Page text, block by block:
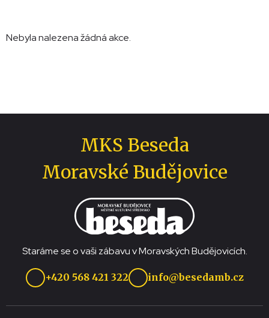
Nebyla nalezena žádná akce.
MKS Beseda
Moravské Budějovice
Staráme se o vaši zábavu v Moravských Budějovicích.
+420 568 421 322 info@besedamb.cz